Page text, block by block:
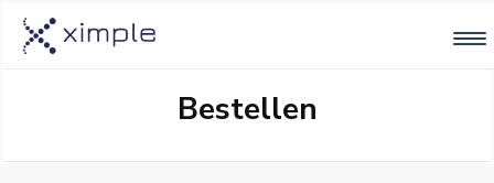
Bestellen